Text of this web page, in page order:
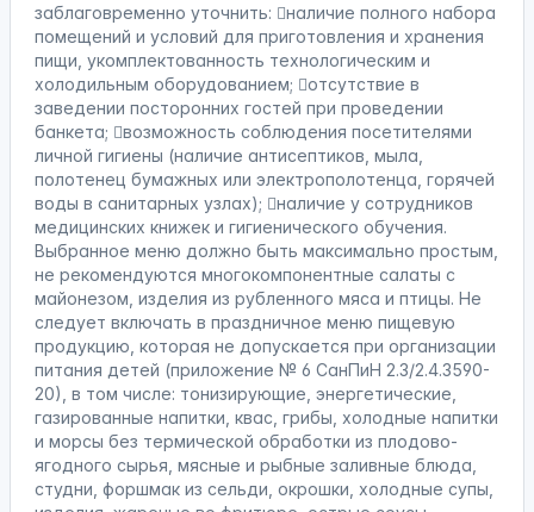
заблаговременно уточнить: наличие полного набора
помещений и условий для приготовления и хранения
пищи, укомплектованность технологическим и
холодильным оборудованием; отсутствие в
заведении посторонних гостей при проведении
банкета; возможность соблюдения посетителями
личной гигиены (наличие антисептиков, мыла,
полотенец бумажных или электрополотенца, горячей
воды в санитарных узлах); наличие у сотрудников
медицинских книжек и гигиенического обучения.
Выбранное меню должно быть максимально простым,
не рекомендуются многокомпонентные салаты с
майонезом, изделия из рубленного мяса и птицы. Не
следует включать в праздничное меню пищевую
продукцию, которая не допускается при организации
питания детей (приложение № 6 СанПиН 2.3/2.4.3590-
20), в том числе: тонизирующие, энергетические,
газированные напитки, квас, грибы, холодные напитки
и морсы без термической обработки из плодово-
ягодного сырья, мясные и рыбные заливные блюда,
студни, форшмак из сельди, окрошки, холодные супы,